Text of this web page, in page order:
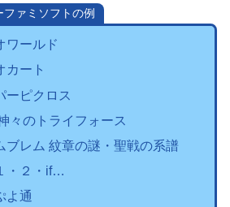
ァミソフトの例
ワールド
カート
ーピクロス
々のトライフォース
ブレム 紋章の謎・聖戦の系譜
・２・if…
よ通